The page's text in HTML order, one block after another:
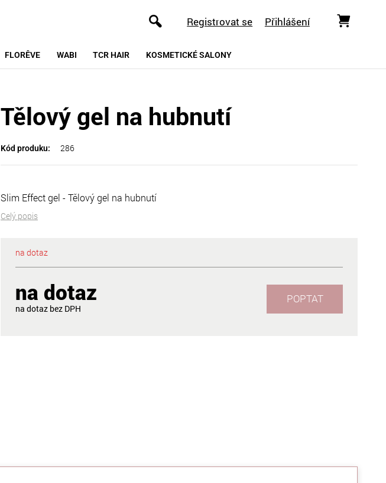
Registrovat se Přihlášení
FLORÊVE WABI TCR HAIR KOSMETICKÉ SALONY
Tělový gel na hubnutí
Kód produku: 286
Slim Effect gel - Tělový gel na hubnutí
Celý popis
na dotaz
na dotaz
na dotaz
POPTAT